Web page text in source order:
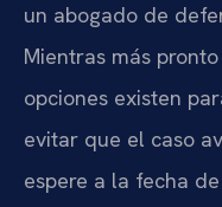
un abogado de
Mientras más
opciones existen
evitar que el caso
espere a la fecha